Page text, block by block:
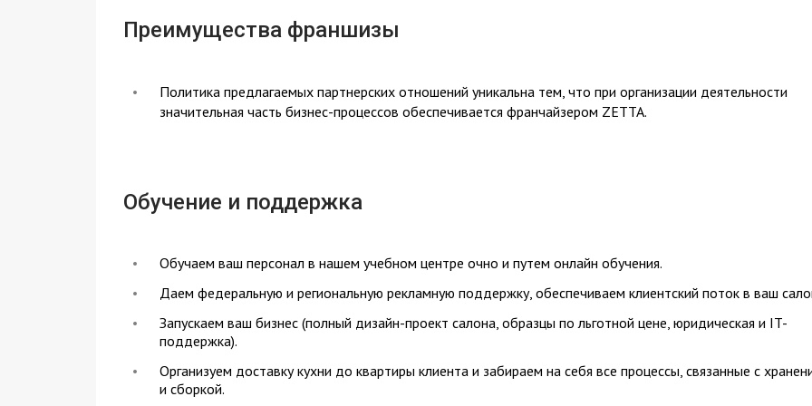
Преимущества франшизы
Политика предлагаемых партнерских отношений уникальна тем, что при организации деятельности
значительная часть бизнес-процессов обеспечивается франчайзером ZETTA.
Обучение и поддержка
Обучаем ваш персонал в нашем учебном центре очно и путем онлайн обучения.
Даем федеральную и региональную рекламную поддержку, обеспечиваем клиентский поток в ваш
Запускаем ваш бизнес (полный дизайн-проект салона, образцы по льготной цене, юридическая и IT-
поддержка).
Организуем доставку кухни до квартиры клиента и забираем на себя все процессы, связанные с
и сборкой.